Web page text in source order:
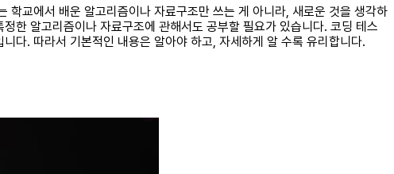
교에서 배운 알고리즘이나 자료구조만 쓰는 게 아니라, 새로운 것을 생각하
한 알고리즘이나 자료구조에 관해서도 공부할 필요가 있습니다. 코딩 테스
다. 따라서 기본적인 내용은 알아야 하고, 자세하게 알 수록 유리합니다.